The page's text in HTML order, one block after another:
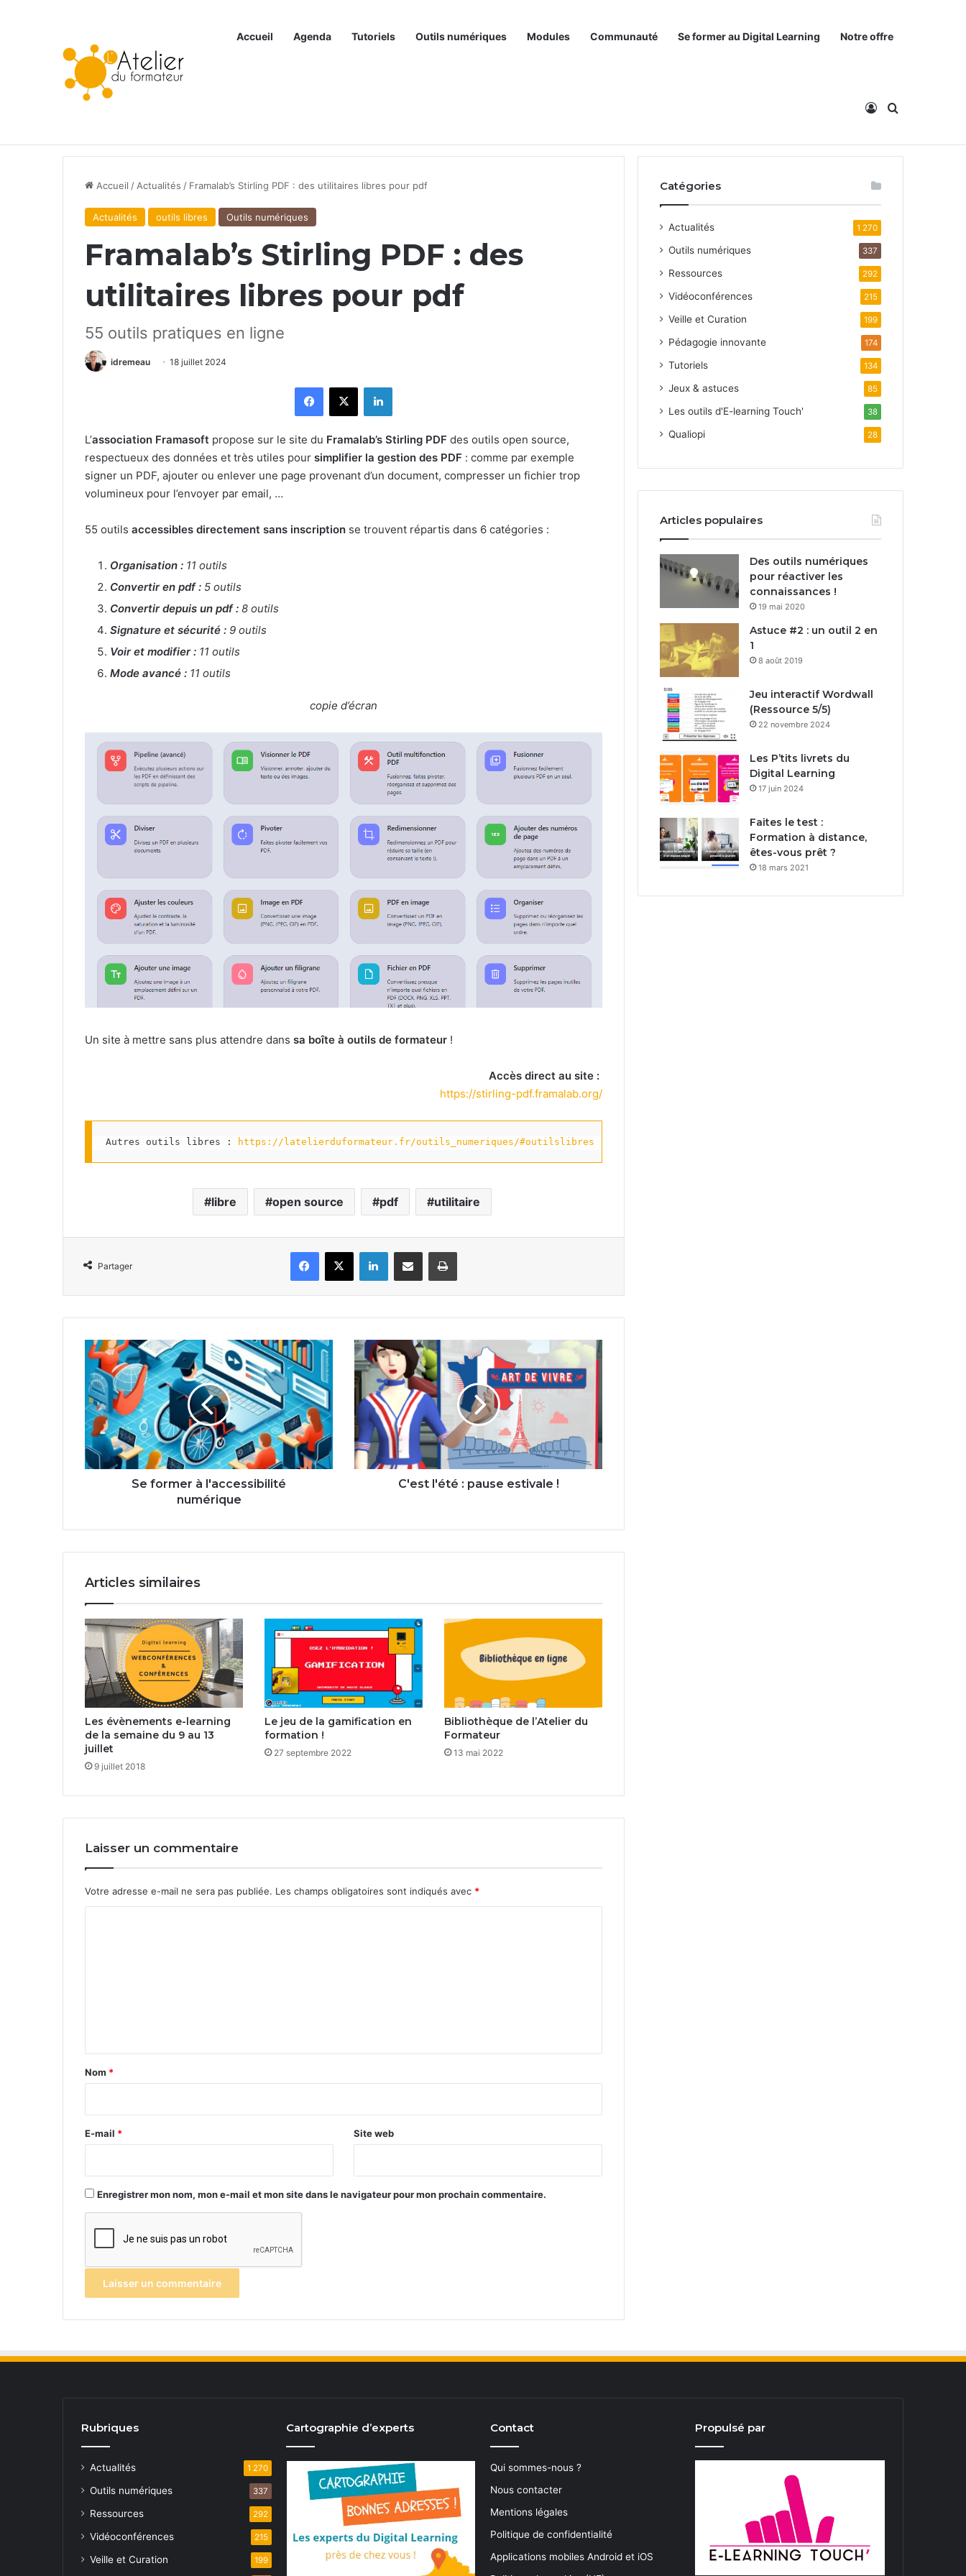
Accueil Agenda Tutoriels Outils numériques Modules Communauté Se former au Digital Learning Notre offre
Connexion
Rechercher
Accueil / Actualités / Framalab’s Stirling PDF : des utilitaires libres pour pdf
Actualités outils libres Outils numériques
Framalab’s Stirling PDF : des
utilitaires libres pour pdf
55 outils pratiques en ligne
idremeau 18 juillet 2024
Facebook
X Linkedin
L’association Framasoft propose sur le site du Framalab’s Stirling PDF des outils open source,
respectueux des données et très utiles pour simplifier la gestion des PDF : comme par exemple
signer un PDF, ajouter ou enlever une page provenant d’un document, compresser un fichier trop
volumineux pour l’envoyer par email, …
55 outils accessibles directement sans inscription se trouvent répartis dans 6 catégories :
Organisation : 11 outils
Convertir en pdf : 5 outils
Convertir depuis un pdf : 8 outils
Signature et sécurité : 9 outils
Voir et modifier : 11 outils
Mode avancé : 11 outils
copie d’écran
Un site à mettre sans plus attendre dans sa boîte à outils de formateur !
Accès direct au site :
https://stirling-pdf.framalab.org/
Autres outils libres : https://latelierduformateur.fr/outils_numeriques/#outilslibres
libre open source pdf utilitaire
Partager
Facebook
X LinkedinPartager par email Imprimer
Se
former
l'accessibilité
numérique
Se former à l'accessibilité
numérique
C'est
l'été
:
pause
estivale
!
C'est l'été : pause estivale !
Articles similaires
Les évènements e-learning
de la semaine du 9 au 13
juillet
9 juillet 2018
Le jeu de la gamification en
formation !
27 septembre 2022
Bibliothèque de l’Atelier du
Formateur
13 mai 2022
Laisser un commentaire
Votre adresse e-mail ne sera pas publiée. Les champs obligatoires sont indiqués avec *
a
e
Nom *
E-mail * Site web
Enregistrer mon nom, mon e-mail et mon site dans le navigateur pour mon prochain commentaire.
Catégories
Actualités 1 270
Outils numériques 337
Ressources 292
Vidéoconférences 215
Veille et Curation 199
Pédagogie innovante 174
Tutoriels 134
Jeux & astuces 85
Les outils d'E-learning Touch' 38
Qualiopi 28
Articles populaires
Des outils numériques
pour réactiver les
connaissances !
19 mai 2020
Astuce #2 : un outil 2 en
1
8 août 2019
Jeu interactif Wordwall
(Ressource 5/5)
22 novembre 2024
Les P’tits livrets du
Digital Learning
17 juin 2024
Faites le test :
Formation à distance,
êtes-vous prêt ?
18 mars 2021
Rubriques
Actualités 1 270
Outils numériques 337
Ressources 292
Vidéoconférences 215
Veille et Curation 199
Cartographie d’experts Contact
Qui sommes-nous ?
Nous contacter
Mentions légales
Politique de confidentialité
Applications mobiles Android et iOS
Propulsé par